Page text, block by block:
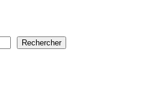
Rechercher